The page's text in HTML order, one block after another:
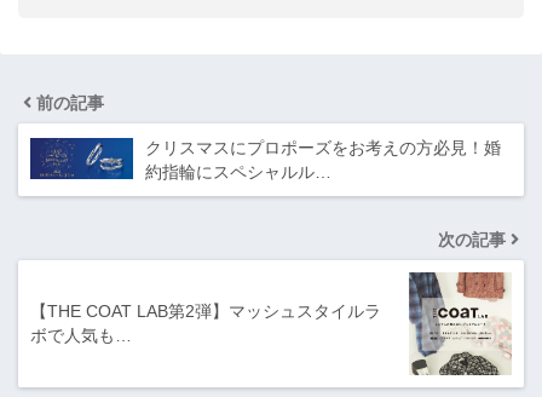
前の記事
クリスマスにプロポーズをお考えの方必見！婚
約指輪にスペシャルル…
次の記事
【THE COAT LAB第2弾】マッシュスタイルラ
ボで人気も…